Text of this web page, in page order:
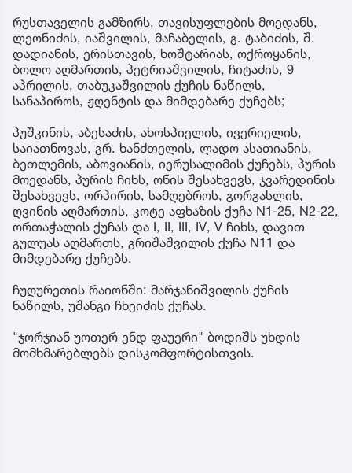
რუსთაველის გამზირს, თავისუფლების მოედანს,
ლეონიძის, იაშვილის, მაჩაბელის, გ. ტაბიძის, შ.
დადიანის, ერისთავის, ხოშტარიას, ოქროყანის,
ბოლო აღმართის, პეტრიაშვილის, ჩიტაძის, 9
აპრილის, თაბუკაშვილის ქუჩის ნაწილს,
სანაპიროს, ჟღენტის და მიმდებარე ქუჩებს;
პუშკინის, აბესაძის, ახოსპიელის, ივერიელის,
საიათნოვას, გრ. ხანძთელის, ლადო ასათიანის,
ბეთლემის, აბოვიანის, იერუსალიმის ქუჩებს, პურის
მოედანს, პურის ჩიხს, ონის შესახვევს, ჯვარედინის
შესახვევს, ორპირის, სამღებროს, გორგასლის,
ღვინის აღმართის, კოტე აფხაზის ქუჩა N1-25, N2-22,
ორთაჭალის ქუჩას და I, II, III, IV, V ჩიხს, დავით
გულუას აღმართს, გრიშაშვილის ქუჩა N11 და
მიმდებარე ქუჩებს.
ჩუღურეთის რაიონში: მარჯანიშვილის ქუჩის
ნაწილს, უშანგი ჩხეიძის ქუჩას.
"ჯორჯიან უოთერ ენდ ფაუერი" ბოდიშს უხდის
მომხმარებლებს დისკომფორტისთვის.